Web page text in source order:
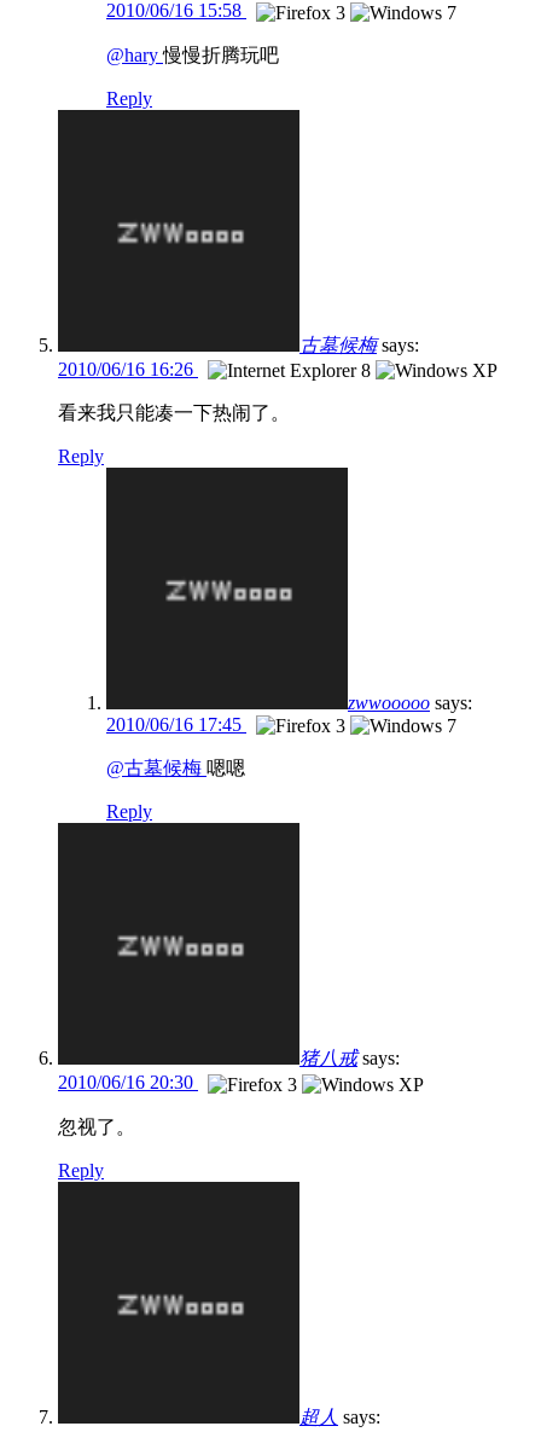
2010/06/16 15:58
@hary慢慢折腾玩吧
Reply
古墓候梅 says:
2010/06/16 16:26
看来我只能凑一下热闹了。
Reply
zwwooooo says:
2010/06/16 17:45
@古墓候梅 嗯嗯
Reply
猪八戒 says:
2010/06/16 20:30
忽视了。
Reply
超人 says: